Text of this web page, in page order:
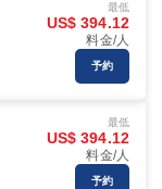
最低
US$ 394.12
料金/人
予約
最低
US$ 394.12
料金/人
予約